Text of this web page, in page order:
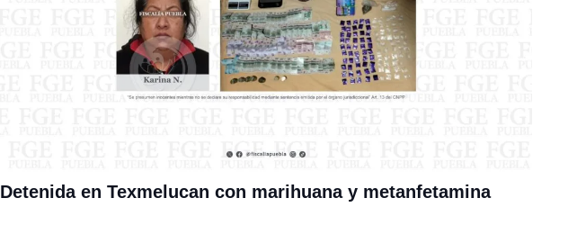
Detenida en Texmelucan con marihuana y metanfetamina